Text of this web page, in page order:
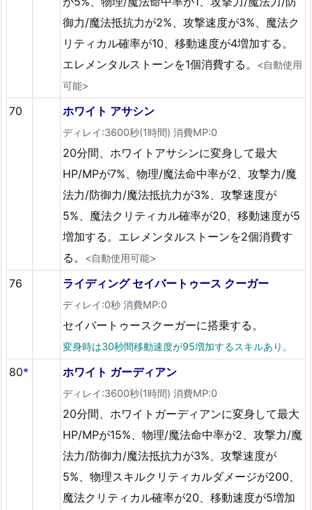
御力/魔法抵抗力が2%、攻撃速度が3%、魔法ク
リティカル確率が10、移動速度が4増加する。
エレメンタルストーンを1個消費する。
<自動使用
可能>
70 ホワイト アサシン
ディレイ:3600秒(1時間) 消費MP:0
20分間、ホワイトアサシンに変身して最大
HP/MPが7%、物理/魔法命中率が2、攻撃力/魔
法力/防御力/魔法抵抗力が3%、攻撃速度が
5%、魔法クリティカル確率が20、移動速度が5
増加する。エレメンタルストーンを2個消費す
る。
<自動使用可能>
76 ライディング セイバートゥース クーガー
ディレイ:0秒 消費MP:0
セイバートゥースクーガーに搭乗する。
変身時は30秒間移動速度が95増加するスキルあり。
80* ホワイト ガーディアン
ディレイ:3600秒(1時間) 消費MP:0
20分間、ホワイトガーディアンに変身して最大
HP/MPが15%、物理/魔法命中率が2、攻撃力/魔
法力/防御力/魔法抵抗力が3%、攻撃速度が
5%、物理スキルクリティカルダメージが200、
魔法クリティカル確率が20、移動速度が5増加